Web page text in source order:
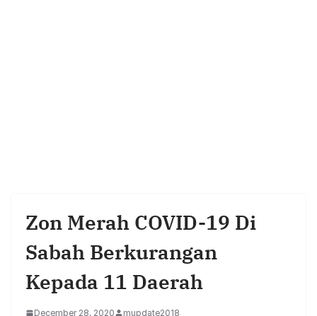
Zon Merah COVID-19 Di
Sabah Berkurangan
Kepada 11 Daerah
December 28, 2020 mupdate2018